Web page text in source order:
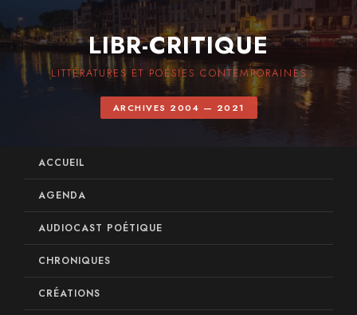
LIBR-CRITIQUE
LITTÉRATURES ET POÉSIES CONTEMPORAINES
ARCHIVES 2004 — 2021
ACCUEIL
AGENDA
AUDIOCAST POÉTIQUE
CHRONIQUES
CRÉATIONS